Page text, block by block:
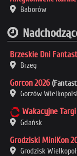
Baborów
Brzeskie Dni
Brzeg
Gorcon 2026
Gorzów
Wakacyjne
Gdańsk
Grodziski MiniKon
Grodzisk